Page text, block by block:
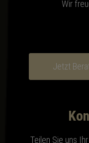
Wir
Jetzt
Teilen Sie uns